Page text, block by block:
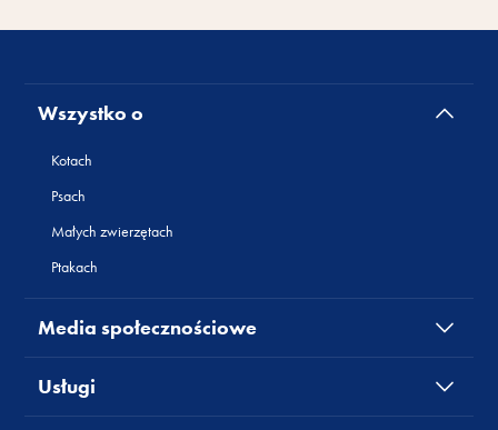
Wszystko o
Kotach
Psach
Małych zwierzętach
Ptakach
Media społecznościowe
Usługi